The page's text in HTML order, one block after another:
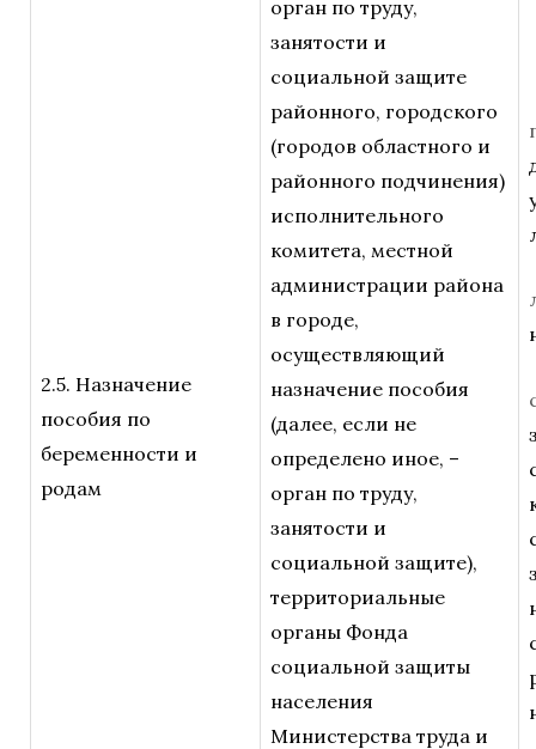
2.5. Назначение
пособия по
беременности и
родам
орган по труду,
занятости и
социальной защите
районного, городского
(городов областного и
районного подчинения)
исполнительного
комитета, местной
администрации района
в городе,
осуществляющий
назначение пособия
(далее, если не
определено иное, –
орган по труду,
занятости и
социальной защите),
территориальные
органы Фонда
социальной защиты
населения
Министерства труда и